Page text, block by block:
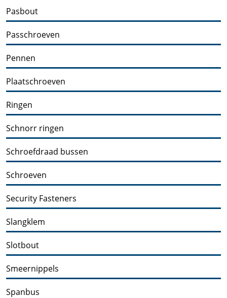
Pasbout
Passchroeven
Pennen
Plaatschroeven
Ringen
Schnorr ringen
Schroefdraad bussen
Schroeven
Security Fasteners
Slangklem
Slotbout
Smeernippels
Spanbus